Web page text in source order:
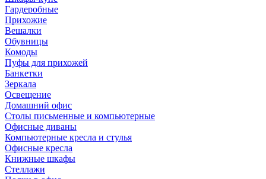
Гардеробные
Прихожие
Вешалки
Обувницы
Комоды
Пуфы для прихожей
Банкетки
Зеркала
Освещение
Домашний офис
Столы письменные и компьютерные
Офисные диваны
Компьютерные кресла и стулья
Офисные кресла
Книжные шкафы
Стеллажи